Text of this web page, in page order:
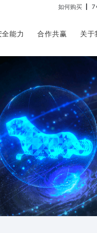
如何购买
全能力 合作共赢 关于